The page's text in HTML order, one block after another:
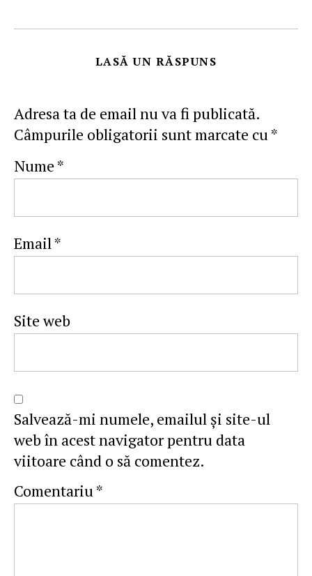
LASĂ UN RĂSPUNS
Adresa ta de email nu va fi publicată.
Câmpurile obligatorii sunt marcate cu*
Nume *
Email*
Site web
Salvează-mi numele, emailul și site-ul
web în acest navigator pentru data
viitoare când o să comentez.
Comentariu*